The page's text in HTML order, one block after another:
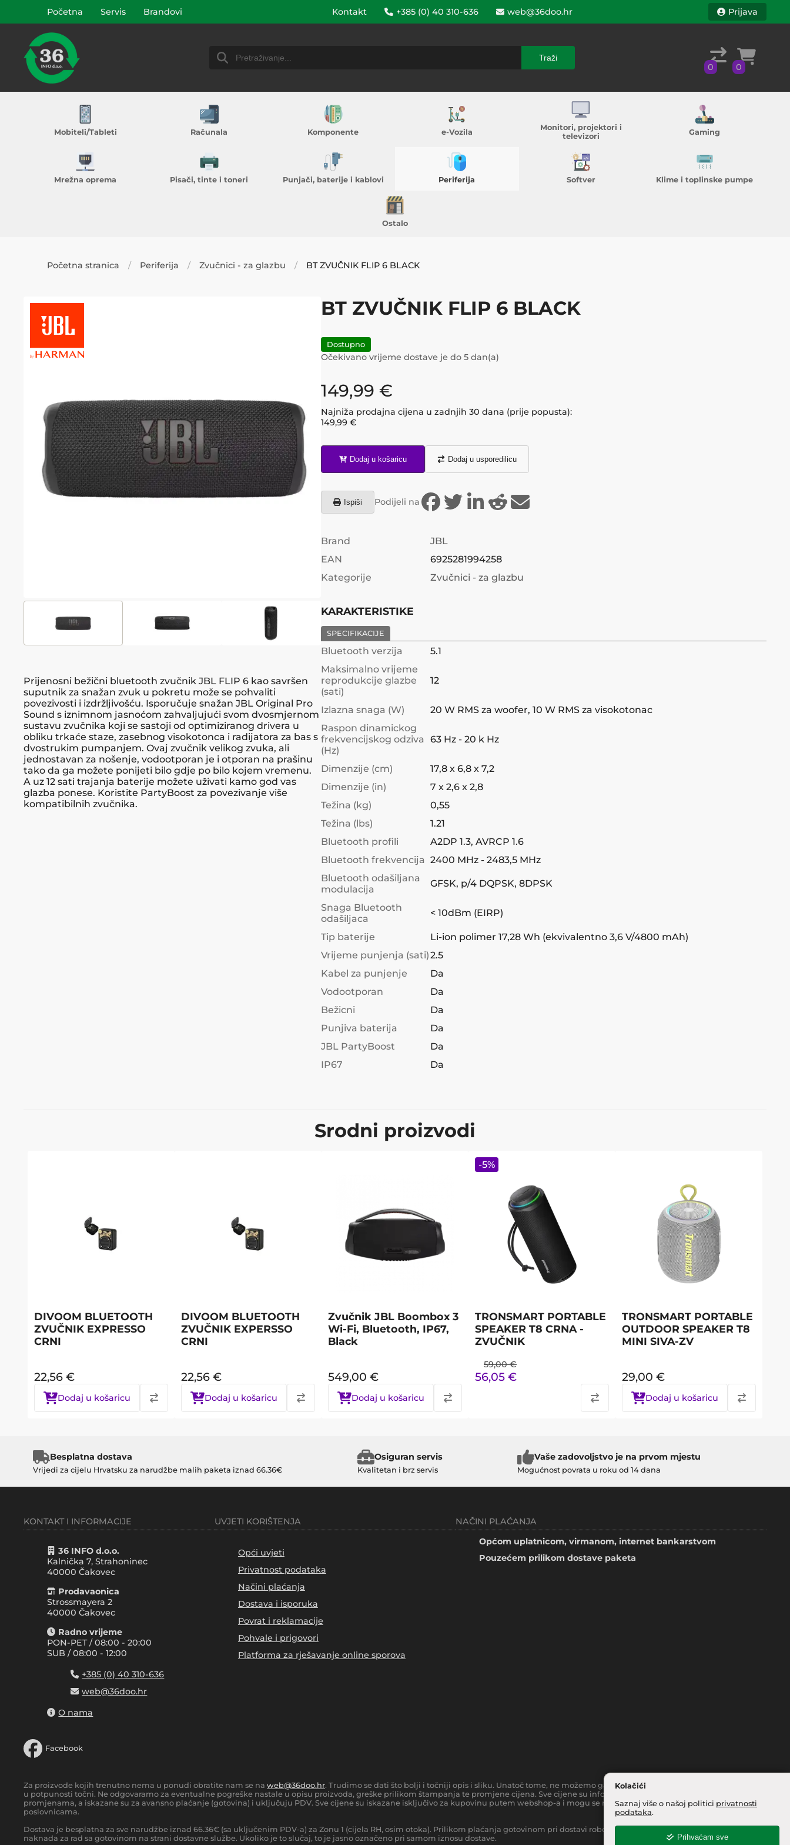
Traži
Početna Servis Brandovi Kontakt +385 (0) 40 310-636 web@36doo.hr Prijava
Traži
0 0
Mobiteli/Tableti Računala Komponente e-Vozila
Monitori, projektori i
televizori
Gaming
Mrežna oprema Pisači, tinte i toneri Punjači, baterije i kablovi Periferija Softver Klime i toplinske pumpe
Ostalo
Kolačići
Saznaj više o našoj politici privatnosti
podataka.
Prihvaćam sve
Početna stranica Periferija Zvučnici - za glazbu BT ZVUČNIK FLIP 6 BLACK
Prijenosni bežični bluetooth zvučnik JBL FLIP 6 kao savršen
suputnik za snažan zvuk u pokretu može se pohvaliti
povezivosti i izdržljivošću. Isporučuje snažan JBL Original Pro
Sound s iznimnom jasnoćom zahvaljujući svom dvosmjernom
sustavu zvučnika koji se sastoji od optimiziranog drivera u
obliku trkaće staze, zasebnog visokotonca i radijatora za bas s
dvostrukim pumpanjem. Ovaj zvučnik velikog zvuka, ali
jednostavan za nošenje, vodootporan je i otporan na prašinu
tako da ga možete ponijeti bilo gdje po bilo kojem vremenu.
A uz 12 sati trajanja baterije možete uživati kamo god vas
glazba ponese. Koristite PartyBoost za povezivanje više
kompatibilnih zvučnika.
BT ZVUČNIK FLIP 6 BLACK
Dostupno
Očekivano vrijeme dostave je do 5dan(a)
149,99 €
Najniža prodajna cijena u zadnjih 30 dana (prije popusta):
149,99 €
Dodaj u košaricu Dodaj u usporedilicu
Ispiši Podijeli na
Brand
JBL
EAN
6925281994258
Kategorije
Zvučnici - za glazbu
KARAKTERISTIKE
SPECIFIKACIJE
Bluetooth verzija
5.1
Maksimalno vrijeme
reprodukcije glazbe
(sati)
12
Izlazna snaga (W)
20 W RMS za woofer, 10 W RMS za visokotonac
Raspon dinamickog
frekvencijskog odziva
(Hz)
63 Hz - 20 k Hz
Dimenzije (cm)
17,8 x 6,8 x 7,2
Dimenzije (in)
7 x 2,6 x 2,8
Težina (kg)
0,55
Težina (lbs)
1.21
Bluetooth profili
A2DP 1.3, AVRCP 1.6
Bluetooth frekvencija 2400 MHz - 2483,5 MHz
Bluetooth odašiljana
modulacija
GFSK, p/4 DQPSK, 8DPSK
Snaga Bluetooth
odašiljaca
< 10dBm (EIRP)
Tip baterije
Li-ion polimer 17,28 Wh (ekvivalentno 3,6 V/4800 mAh)
Vrijeme punjenja (sati)2.5
Kabel za punjenje
Da
Vodootporan
Da
Bežicni
Da
Punjiva baterija
Da
JBL PartyBoost
Da
IP67
Da
Srodni proizvodi
DIVOOM BLUETOOTH
ZVUČNIK EXPRESSO
CRNI
22,56 €
Dodaj u košaricu
DIVOOM BLUETOOTH
ZVUČNIK EXPERSSO
CRNI
22,56 €
Dodaj u košaricu
Zvučnik JBL Boombox 3
Wi-Fi, Bluetooth, IP67,
Black
549,00 €
Dodaj u košaricu
TRONSMART PORTABLE
SPEAKER T8 CRNA -
ZVUČNIK
59,00 €
56,05 €
-5%
TRONSMART PORTABLE
OUTDOOR SPEAKER T8
MINI SIVA-ZV
29,00 €
Dodaj u košaricu
Besplatna dostava
Vrijedi za cijelu Hrvatsku za narudžbe malih paketa iznad 66.36€
Osiguran servis
Kvalitetan i brz servis
Vaše zadovoljstvo je na prvom mjestu
Mogućnost povrata u roku od 14 dana
KONTAKT I INFORMACIJE
36 INFO d.o.o.
Kalnička 7, Strahoninec
40000 Čakovec
Prodavaonica
Strossmayera 2
40000 Čakovec
Radno vrijeme
PON-PET / 08:00 - 20:00
SUB / 08:00 - 12:00
+385 (0) 40 310-636
web@36doo.hr
O nama
Facebook
UVJETI KORIŠTENJA
Opći uvjeti
Privatnost podataka
Načini plaćanja
Dostava i isporuka
Povrat i reklamacije
Pohvale i prigovori
Platforma za rješavanje online sporova
NAČINI PLAĆANJA
Općom uplatnicom, virmanom, internet bankarstvom
Pouzećem prilikom dostave paketa
Za proizvode kojih trenutno nema u ponudi obratite nam se na web@36doo.hr. Trudimo se dati što bolji i točniji opis i sliku. Unatoč tome, ne možemo garantirati da su svi navedeni podaci i slike
u potpunosti točni. Ne odgovaramo za eventualne pogreške nastale u opisu proizvoda, greške prilikom štampanja te promjene cijena. Sve cijene su informativnog karaktera i podložne su
promjenama, a iskazane su za avansno plaćanje (gotovina) i uključuju PDV. Sve cijene su iskazane isključivo za kupovinu putem webshop-a i mogu se razlikovati od cijena u našim
poslovnicama.
Dostava je besplatna za sve narudžbe iznad 66.36€ (sa uključenim PDV-a) za Zonu 1 (cijela RH, osim otoka). Prilikom plaćanja gotovinom pri dostavi robe na kućnu adresu, moguća je manja
naknada za rad sa gotovinom na strani dostavne službe. Ukoliko je to slučaj, to je jasno označeno pri samom iznosu dostave.